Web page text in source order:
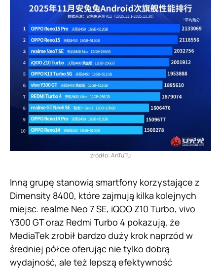
źródło: AnTuTu
Inną grupę stanowią smartfony korzystające z
Dimensity 8400, które zajmują kilka kolejnych
miejsc. realme Neo 7 SE, iQOO Z10 Turbo, vivo
Y300 GT oraz Redmi Turbo 4 pokazują, że
MediaTek zrobił bardzo duży krok naprzód w
średniej półce oferując nie tylko dobrą
wydajność, ale też lepszą efektywność